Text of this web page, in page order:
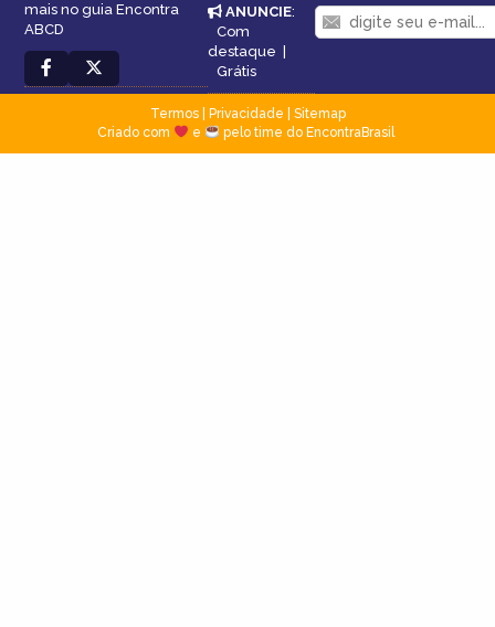
mais no guia Encontra
ABCD
ANUNCIE:
Com
destaque
Grátis
Termos| Privacidade
Sitemap
Criado com
e pelo time do EncontraBrasil